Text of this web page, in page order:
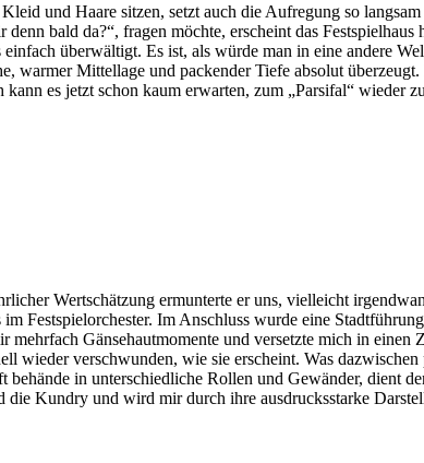
und Haa­re sit­zen, setzt auch die Auf­re­gung so
bald da?“, fra­gen möch­te, er­scheint das Fest­spiel­haus
über­wäl­tigt. Es ist, als wür­de man in eine an­de­re
war­mer Mit­tel­la­ge und pa­cken­der Tie­fe ab­so­lut
es jetzt schon kaum er­war­ten, zum „Par­si­fal“ wie­der
Wert­schät­zung er­mun­ter­te er uns, viel­leicht
Fest­spiel­or­ches­ter. Im An­schluss wur­de eine
Gän­se­haut­mo­men­te und ver­setz­te mich in
ver­schwun­den, wie sie er­scheint. Was
in un­ter­schied­li­che Rol­len und Ge­wän­der, dient
Kundry und wird mir durch ihre aus­drucks­star­ke